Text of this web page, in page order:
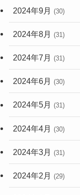
2024年9月 (30)
2024年8月 (31)
2024年7月 (31)
2024年6月 (30)
2024年5月 (31)
2024年4月 (30)
2024年3月 (31)
2024年2月 (29)